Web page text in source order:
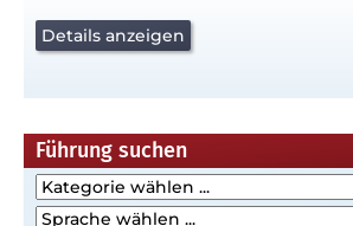
Details anzeigen
Führung suchen